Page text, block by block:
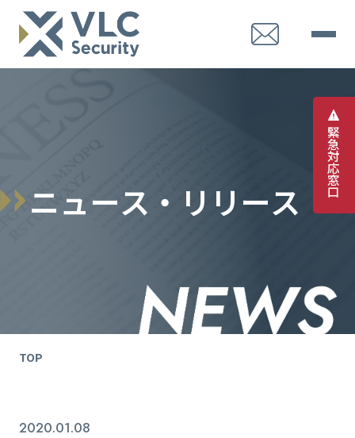
緊
急
対
応
窓
口
ニュース ・ リ リ ース
TOP
2020.01.08